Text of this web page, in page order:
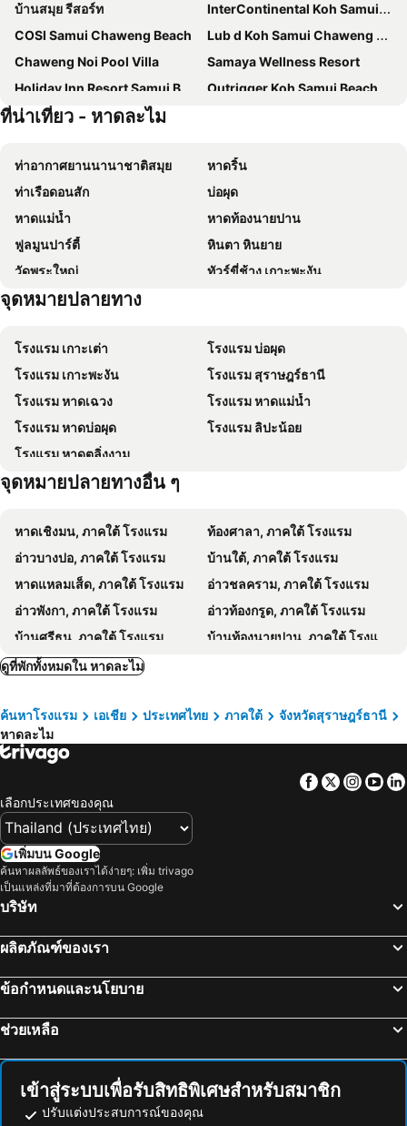
บ้านสมุย รีสอร์ท
InterContinental Koh Samui Resort by IHG
COSI Samui Chaweng Beach
Lub d Koh Samui Chaweng Beach
Chaweng Noi Pool Villa
Samaya Wellness Resort
Holiday Inn Resort Samui Bophut Beach By Ihg
Outrigger Koh Samui Beach Resort
มีเลีย เกาะสมุย
ฟลอริสท์ รีสอร์ท
LOVE beach club Koh Samui
Combo Beach Hotel Samui
The Canale Samui Resort
Samui Verticolor
Marine Chaweng Beach Resort
Centara Reserve Samui
Orchid Residence Samui
อาร์ค บาร์ บีช รีสอร์ท
Nova Samui Resort
อนันตรา ลาวาน่า รีสอร์ท แอนด์ สปา
Avani Chaweng Samui Hotel & Beach Club
ทองทิพย์ แมนชั่น
Centara Life Lamai Resort Samui
Crystal Lamai Hotel
Top Hostel Samui
The Culture Samui
Ploen Chaweng Koh Samui
โรงแรมมาอยู่ สมุย
Lamai Coconut Beach Resort
The Ritz-Carlton, Koh Samui
Colorize Boutique Hotel
The Villager Fishermans Village
Bay Beach Resort
ละมุนละมัย เรสซิเดนซ์
H&Y Chaweng
First Residence Hotel
โลลิต้า บังกะโล
Panupong Hotel
Chill Inn Hub
TandT House
Samui Seabreeze Place
Lamai chalet
บ้านพิชชา
Best Resort
โรงแรมบอนนี่
Weekender Bungalow
Pavilion Samui Pool Residence
อาริน่า บูทิค เรสซิเด้นซ์
Chaweng Park Place
บลู เทอร์เทิล บีช โฮเทล
เฉวงเรสซิเดนซ์
The Nest Samui
J4
ที่น่าเที่ยว - หาดละไม
ท่าอากาศยานนานาชาติสมุย
หาดริ้น
ท่าเรือดอนสัก
บ่อผุด
หาดแม่น้ำ
หาดท้องนายปาน
ฟูลมูนปาร์ตี้
หินตา หินยาย
วัดพระใหญ่
ทัวร์ขี่ช้าง เกาะพะงัน
น้ำตกธารเสด็จ
จุดหมายปลายทาง
โรงแรม เกาะเต่า
โรงแรม บ่อผุด
โรงแรม เกาะพะงัน
โรงแรม สุราษฎร์ธานี
โรงแรม หาดเฉวง
โรงแรม หาดแม่น้ำ
โรงแรม หาดบ่อผุด
โรงแรม ลิปะน้อย
โรงแรม หาดตลิ่งงาม
จุดหมายปลายทางอื่น ๆ
หาดเชิงมน, ภาคใต้ โรงแรม
ท้องศาลา, ภาคใต้ โรงแรม
อ่าวบางปอ, ภาคใต้ โรงแรม
บ้านใต้, ภาคใต้ โรงแรม
หาดแหลมเส็ด, ภาคใต้ โรงแรม
อ่าวชลคราม, ภาคใต้ โรงแรม
อ่าวพังกา, ภาคใต้ โรงแรม
อ่าวท้องกรูด, ภาคใต้ โรงแรม
บ้านศรีธนู, ภาคใต้ โรงแรม
บ้านท้องนายปาน, ภาคใต้ โรงแรม
หาดใหญ่, ภาคใต้ โรงแรม
พัทลุง, ภาคใต้ โรงแรม
เกาะกระดาน, ภาคใต้ โรงแรม
เกาะไหง, ภาคใต้ โรงแรม
เกาะเหลาเหลียง, ภาคใต้ โรงแรม
กรุงเทพฯ, ภาคกลาง โรงแรม
หัวหิน, ภาคกลาง โรงแรม
เชียงใหม่, ภาคเหนือ โรงแรม
ชลบุรี, ภาคตะวันออก โรงแรม
ระยอง, ภาคตะวันออก โรงแรม
ภูเก็ตทาวน์, ภาคใต้ โรงแรม
ดูที่พักทั้งหมดใน หาดละไม
ค้นหาโรงแรม เอเชีย ประเทศไทย ภาคใต้
จังหวัดสุราษฎร์ธานี
หาดละไม
Facebook
Twitter
เลือกประเทศของคุณ
เพิ่มบน Google
ค้นหาผลลัพธ์ของเราได้ง่ายๆ: เพิ่ม trivago
เป็นแหล่งที่มาที่ต้องการบน Google
บริษัท
ผลิตภัณฑ์ของเรา
ข้อกำหนดและนโยบาย
ช่วยเหลือ
เข้าสู่ระบบเพื่อรับสิทธิพิเศษสำหรับสมาชิก
ปรับแต่งประสบการณ์ของคุณ